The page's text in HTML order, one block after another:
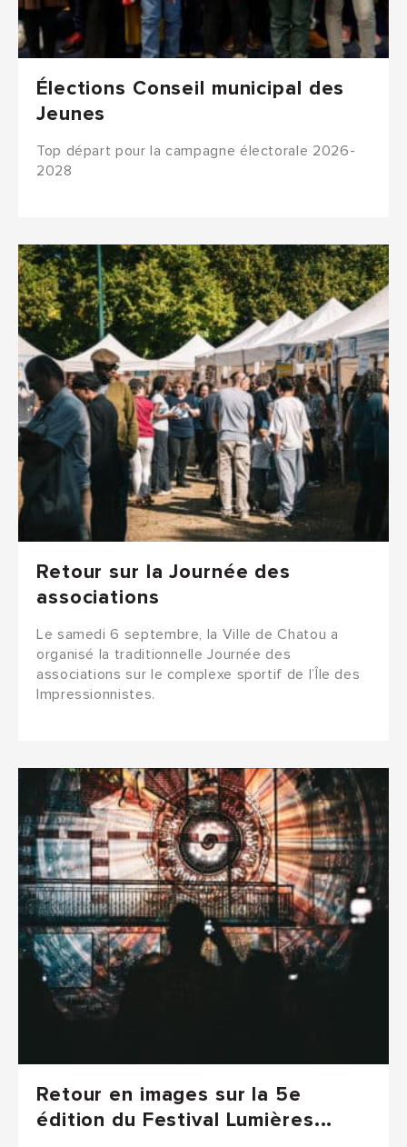
Élections Conseil municipal des
Jeunes
Top départ pour la campagne électorale 2026-
2028
Retour sur la Journée des
associations
Le samedi 6 septembre, la Ville de Chatou a
organisé la traditionnelle Journée des
associations sur le complexe sportif de l’Île des
Impressionnistes.
Retour en images sur la 5e
édition du Festival Lumières...